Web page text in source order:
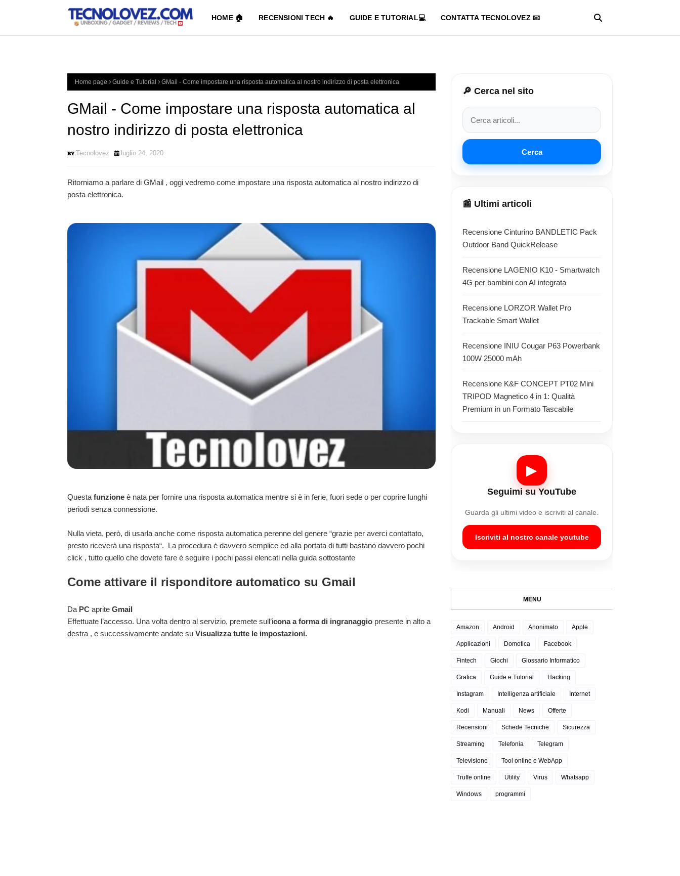
HOME 🏠 RECENSIONI TECH 🔥 GUIDE E TUTORIAL💻 CONTATTA TECNOLOVEZ 📧
Home page Guide e Tutorial GMail - Come impostare una risposta automatica al nostro indirizzo di posta elettronica
GMail - Come impostare una risposta automatica al
nostro indirizzo di posta elettronica
Tecnolovez luglio 24, 2020
Ritorniamo a parlare di GMail , oggi vedremo come impostare una risposta automatica al nostro indirizzo di
posta elettronica.
Questa funzione è nata per fornire una risposta automatica mentre si è in ferie, fuori sede o per coprire lunghi
periodi senza connessione.
Nulla vieta, però, di usarla anche come risposta automatica perenne del genere “grazie per averci contattato,
presto riceverà una risposta“. La procedura è davvero semplice ed alla portata di tutti bastano davvero pochi
click , tutto quello che dovete fare è seguire i pochi passi elencati nella guida sottostante
Come attivare il risponditore automatico su Gmail
Da PC aprite Gmail
Effettuate l’accesso. Una volta dentro al servizio, premete sull’icona a forma di ingranaggio presente in alto a
destra , e successivamente andate su Visualizza tutte le impostazioni.
🔎 Cerca nel sito
Cerca
📰 Ultimi articoli
Recensione Cinturino BANDLETIC Pack
Outdoor Band QuickRelease
Recensione LAGENIO K10 - Smartwatch
4G per bambini con AI integrata
Recensione LORZOR Wallet Pro
Trackable Smart Wallet
Recensione INIU Cougar P63 Powerbank
100W 25000 mAh
Recensione K&F CONCEPT PT02 Mini
TRIPOD Magnetico 4 in 1: Qualità
Premium in un Formato Tascabile
▶
Seguimi su YouTube
Guarda gli ultimi video e iscriviti al canale.
Iscriviti al nostro canale youtube
MENU
Amazon Android Anonimato Apple
Applicazioni Domotica Facebook
Fintech Giochi Glossario Informatico
Grafica Guide e Tutorial Hacking
Instagram Intelligenza artificiale Internet
Kodi Manuali News Offerte
Recensioni Schede Tecniche Sicurezza
Streaming Telefonia Telegram
Televisione Tool online e WebApp
Truffe online Utility Virus Whatsapp
Windows programmi